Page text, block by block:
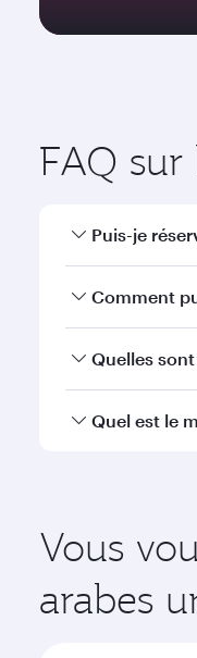
FAQ sur
Puis-je
Oui, Qatar
Comment
Vous pouvez
Quelles
LaQuel est le
Vous
arabes